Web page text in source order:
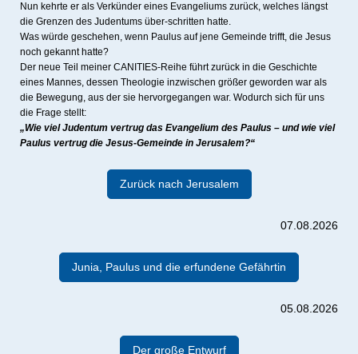
Nun kehrte er als Verkünder eines Evangeliums zurück, welches längst
die Grenzen des Judentums über-schritten hatte.
Was würde geschehen, wenn Paulus auf jene Gemeinde trifft, die Jesus
noch gekannt hatte?
Der neue Teil meiner CANITIES-Reihe führt zurück in die Geschichte
eines Mannes, dessen Theologie inzwischen größer geworden war als
die Bewegung, aus der sie hervorgegangen war. Wodurch sich für uns
die Frage stellt:
„Wie viel Judentum vertrug das Evangelium des Paulus – und wie viel
Paulus vertrug die Jesus-Gemeinde in Jerusalem?“
Zurück nach Jerusalem
07.08.2026
Junia, Paulus und die erfundene Gefährtin
05.08.2026
Der große Entwurf